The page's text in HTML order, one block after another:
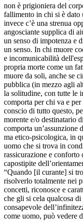
non è prigioniera del
fallimento in chi si è
invece c’è una strenua
angosciante supplica di
un senso di impotenza e
un senso. In chi muore
e incomunicabilità
propria morte come un
muore da soli, anche se
pubblica (in mezzo agli
la solitudine, con tutte le
comporta per chi va e
conscio di tutto questo,
morente e/o destinatario
comporta un’assunzione
ma etico-psicologica, in
uomo che si trova in
rassicurazione e
capostipite
“Quando [il curante] si
risolverlo totalmente nei
concetti, riconosce e
che gli si cela qualcosa
consapevole
come uomo, può vedere